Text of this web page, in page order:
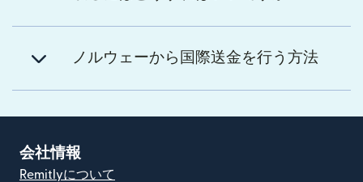
ノルウェーから国際送金を行う方法
会社情報
Remitlyについて